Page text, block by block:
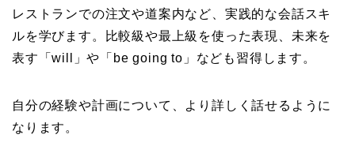
レストランでの注文や道案内など、実践的な会話スキ
ルを学びます。比較級や最上級を使った表現、未来を
表す「will」や「be going to」なども習得します。
自分の経験や計画について、より詳しく話せるように
なります。